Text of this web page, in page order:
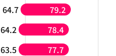
64.7 79.2
64.2 78.4
63.5 77.7